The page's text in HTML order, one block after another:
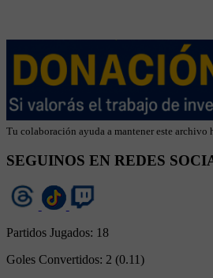
Tu colaboración ayuda a mantener este archivo
SEGUINOS EN REDES
Partidos Jugados: 18
Goles Convertidos: 2 (0.11)